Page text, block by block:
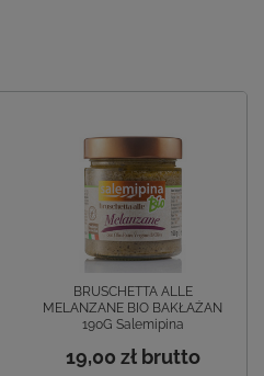
BRUSCHETTA ALLE
MELANZANE BIO BAKŁAŻAN
190G Salemipina
19,00 złbrutto